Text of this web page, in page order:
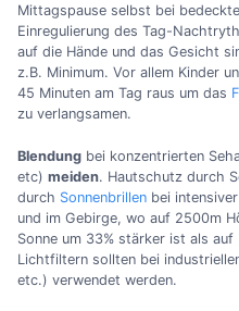
Mittagspause selbst bei
Einregulierung des Tag-
auf die Hände und das Gesicht
z.B. Minimum. Vor allem Kinder
45 Minuten am Tag raus um das
zu verlangsamen.
Blendung bei konzentrierten
etc) meiden. Hautschutz durch
durch Sonnenbrillen bei
und im Gebirge, wo auf 2500m
Sonne um 33% stärker ist als
Lichtfiltern sollten bei
etc.) verwendet werden.